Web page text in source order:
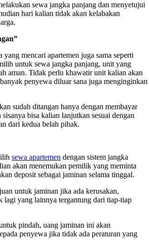
sewa jangka panjang dan menyetujui
hari kalian tidak akan kelabakan
mencari apartemen juga sama seperti
untuk sewa jangka panjang, unit yang
aman. Tidak perlu khawatir unit kalian akan
penyewa diluar sana juga menginginkan
sudah ditangan hanya dengan membayar
bisa kalian lanjutkan sesuai dengan
dari kedua belah pihak.
sewa apartemen dengan sistem jangka
akan menemukan pemilik yang meminta
deposit sebagai jaminan selama tinggal.
untuk jaminan jika ada kerusakan,
lagi yang lainnya tergantung dari tiap-tiap
pindah, uang jaminan ini akan
penyewa jika tidak ada peraturan yang